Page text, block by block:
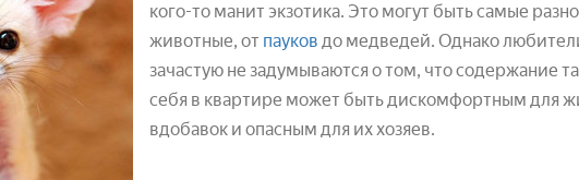
кого-то манит экзотика. Это могут быть самые
животные, от пауков до медведей. Однако
зачастую не задумываются о том, что содержание
себя в квартире может быть дискомфортным для
вдобавок и опасным для их хозяев.